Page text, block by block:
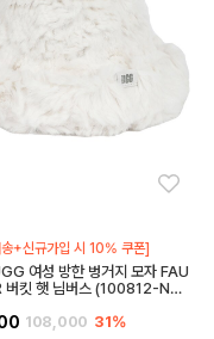
+신규가입 시 10% 쿠폰]
여성 방한 벙거지 모자 FAU
버킷 햇 님버스 (100812-NM
108,000 31%